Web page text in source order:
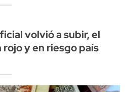
volvió a subir, el
y en riesgo país